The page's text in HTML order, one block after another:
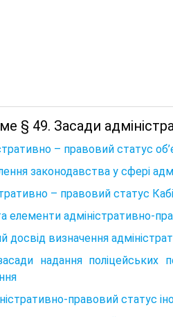
§ 49. Засади
– правовий статус
законодавства у сфері
– правовий статус
елементи адміністративно-
досвід визначення
надання поліцейських
правовий статус